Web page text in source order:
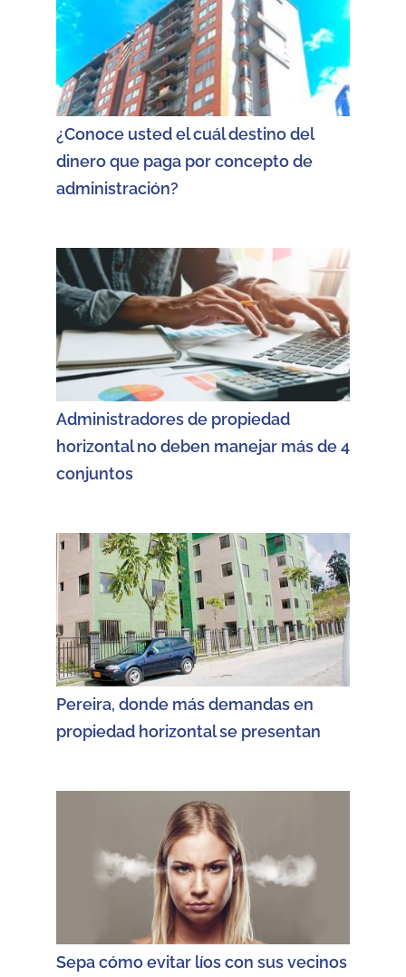
¿Conoce usted el cuál destino del
dinero que paga por concepto de
administración?
Administradores de propiedad
horizontal no deben manejar más de 4
conjuntos
Pereira, donde más demandas en
propiedad horizontal se presentan
Sepa cómo evitar líos con sus vecinos